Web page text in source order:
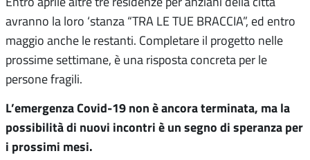
avranno la loro ‘stanza “TRA LE TUE BRACCIA”, ed entro
maggio anche le restanti. Completare il progetto nelle
prossime settimane, è una risposta concreta per le
persone fragili.
L’emergenza Covid-19 non è ancora terminata, ma la
possibilità di nuovi incontri è un segno di speranza per
i prossimi mesi.